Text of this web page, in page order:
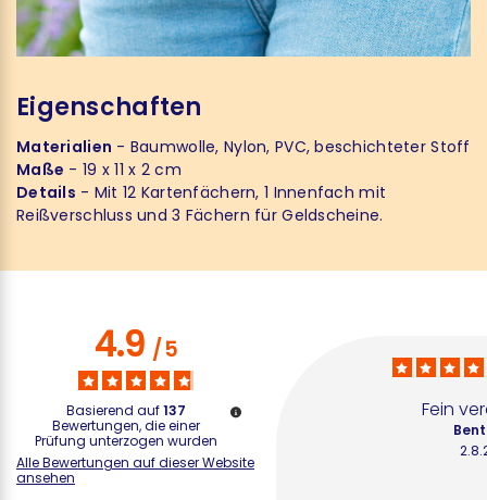
Eigenschaften
Materialien - Baumwolle, Nylon, PVC, beschichteter Stoff
Maße - 19 x 11 x 2 cm
Details - Mit 12 Kartenfächern, 1 Innenfach mit
Reißverschluss und 3 Fächern für Geldscheine.
4.9/5
Basierend auf137
Bewertungen, die einer
Prüfung unterzogen wurden
Alle Bewertungen auf dieser Website
ansehen
Fein